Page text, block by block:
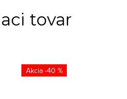
tovar
-40 %